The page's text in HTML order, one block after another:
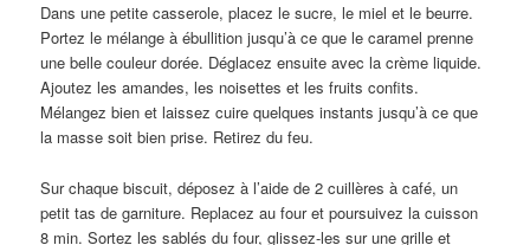
Dans une petite casserole, placez le sucre, le miel et le beurre.
Portez le mélange à ébullition jusqu’à ce que le caramel prenne
une belle couleur dorée. Déglacez ensuite avec la crème liquide.
Ajoutez les amandes, les noisettes et les fruits confits.
Mélangez bien et laissez cuire quelques instants jusqu’à ce que
la masse soit bien prise. Retirez du feu.
Sur chaque biscuit, déposez à l’aide de 2 cuillères à café, un
petit tas de garniture. Replacez au four et poursuivez la cuisson
8 min. Sortez les sablés du four, glissez-les sur une grille et